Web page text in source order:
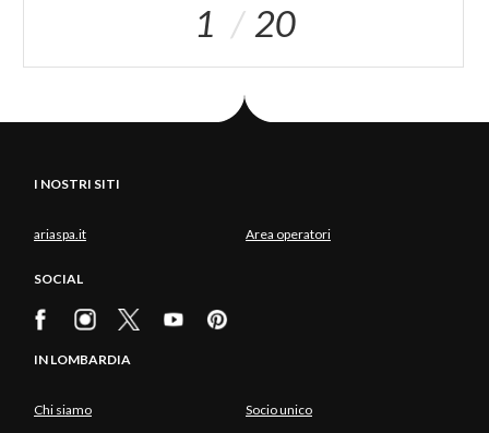
1 20
I NOSTRI SITI
ariaspa.it Area operatori
SOCIAL
IN LOMBARDIA
Chi siamo Socio unico